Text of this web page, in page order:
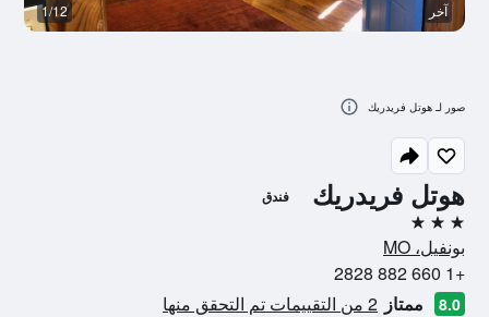
هوتل فريدريك فندق
3 نجوم
بونفيل، MO
+1 660 882 2828
8.0 ممتاز 2 من التقييمات تم التحقق منها
آخر 1/12
صور لـ هوتل فريدريك